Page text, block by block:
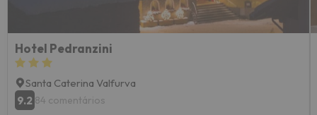
Hotel Pedranzini
Santa Caterina Valfurva
9.2 84 comentários